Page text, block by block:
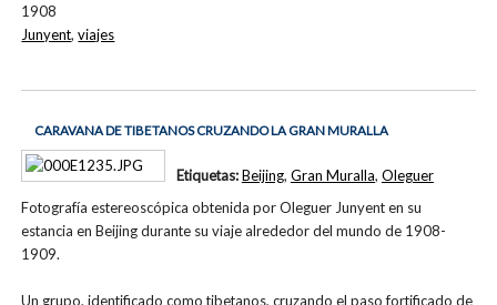
1908
Junyent,viajes
CARAVANA DE TIBETANOS CRUZANDO LA GRAN MURALLA
Fotografía estereoscópica obtenida por Oleguer Junyent en su
estancia en Beijing durante su viaje alrededor del mundo de 1908-
1909.
Un grupo, identificado como tibetanos, cruzando el paso fortificado de
Etiquetas:Beijing, Gran Muralla, Oleguer